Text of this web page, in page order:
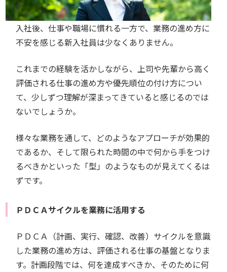
入社後、仕事や職場に慣れる一方で、業務の進め方に
不安を感じる新入社員は少なくありません。
これまでの経験を活かしながら、上司や先輩から高く
評価される仕事の進め方や優先順位の付け方につい
て、少しずつ理解が深まってきていると感じるのでは
ないでしょうか。
様々な業務を通して、どのようなアプローチが効果的
であるか、そして限られた時間の中で何から手をつけ
るべきかといった「型」のようなものが見えてくるは
ずです。
ＰＤＣＡサイクルを業務に活用する
ＰＤＣＡ（計画、実行、確認、改善）サイクルを意識
した業務の進め方は、評価される仕事の基盤となりま
す。計画段階では、何を達成すべきか、そのために何